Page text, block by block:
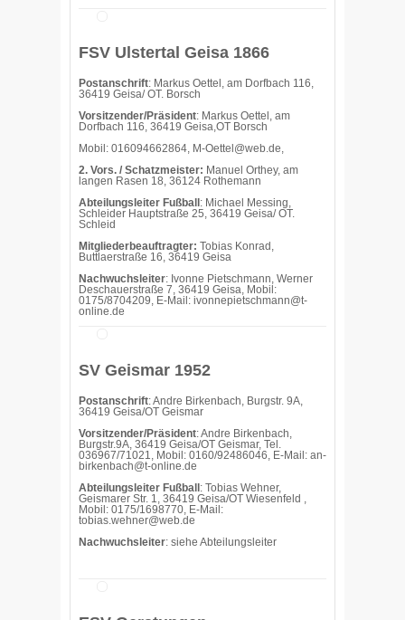
FSV Ulstertal Geisa 1866
Postanschrift: Markus Oettel, am Dorfbach 116,
36419 Geisa/ OT. Borsch
Vorsitzender/Präsident: Markus Oettel, am
Dorfbach 116, 36419 Geisa,OT Borsch
Mobil: 016094662864, M-Oettel@web.de,
2. Vors. / Schatzmeister: Manuel Orthey, am
langen Rasen 18, 36124 Rothemann
Abteilungsleiter Fußball : Michael Messing,
Schleider Hauptstraße 25, 36419 Geisa/ OT.
Schleid
Mitgliederbeauftragter: Tobias Konrad,
Buttlaerstraße 16, 36419 Geisa
Nachwuchsleiter: Ivonne Pietschmann, Werner
Deschauerstraße 7, 36419 Geisa, Mobil:
0175/8704209, E-Mail: ivonnepietschmann@t-
online.de
SV Geismar 1952
Postanschrift: Andre Birkenbach, Burgstr. 9A,
36419 Geisa/OT Geismar
Vorsitzender/Präsident: Andre Birkenbach,
Burgstr.9A, 36419 Geisa/OT Geismar, Tel.
036967/71021, Mobil: 0160/92486046, E-Mail: an-
birkenbach@t-online.de
Abteilungsleiter Fußball : Tobias Wehner,
Geismarer Str. 1, 36419 Geisa/OT Wiesenfeld ,
Mobil: 0175/1698770, E-Mail:
tobias.wehner@web.de
Nachwuchsleiter: siehe Abteilungsleiter